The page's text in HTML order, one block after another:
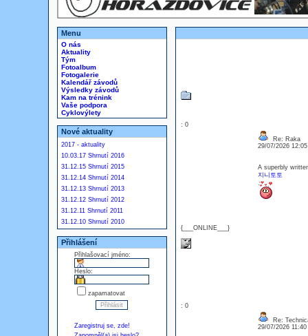
Menu
O nás
Aktuality
Tým
Fotoalbum
Fotogalerie
Kalendář závodů
Výsledky závodů
Kam na trénink
Vaše podpora
Cyklovýlety
Nové aktuality
2017 - aktuality
10.03.17 Shrnutí 2016
31.12.15 Shrnutí 2015
31.12.14 Shrnutí 2014
31.12.13 Shrnutí 2013
31.12.12 Shrnutí 2012
31.12.11 Shrnutí 2011
31.12.10 Shrnutí 2010
Přihlášení
Přihlašovací jméno:
Heslo:
zapamatovat
Zaregistruj se, zde!
: 0
{___ONLINE___}
Re: Raka
29/07/2026
A superbly
지니토토
: 0
Re:
29/07/2026